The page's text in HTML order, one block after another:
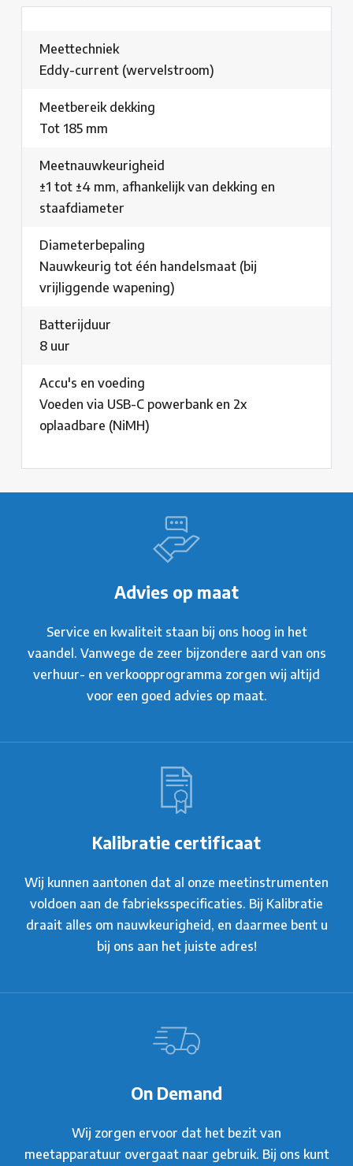
Meettechniek
Eddy-current (wervelstroom)
Meetbereik dekking
Tot 185 mm
Meetnauwkeurigheid
±1 tot ±4 mm, afhankelijk van dekking en
staafdiameter
Diameterbepaling
Nauwkeurig tot één handelsmaat (bij
vrijliggende wapening)
Batterijduur
8 uur
Accu's en voeding
Voeden via USB-C powerbank en 2x
oplaadbare (NiMH)
Advies op maat
Service en kwaliteit staan bij ons hoog in het
vaandel. Vanwege de zeer bijzondere aard van ons
verhuur- en verkoopprogramma zorgen wij altijd
voor een goed advies op maat.
Kalibratie certificaat
Wij kunnen aantonen dat al onze meetinstrumenten
voldoen aan de fabrieksspecificaties. Bij Kalibratie
draait alles om nauwkeurigheid, en daarmee bent u
bij ons aan het juiste adres!
On Demand
Wij zorgen ervoor dat het bezit van
meetapparatuur overgaat naar gebruik. Bij ons kunt